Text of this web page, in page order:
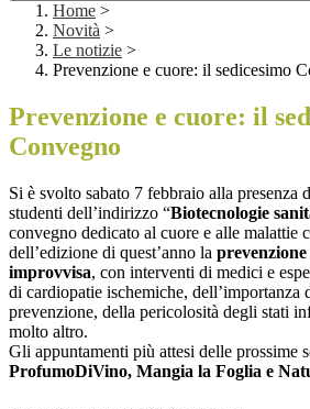
Home >
Novità >
Le notizie >
Prevenzione e cuore: il sedicesimo
Prevenzione e cuore: il
Convegno
Si è svolto sabato 7 febbraio alla presenza
studenti dell’indirizzo “Biotecnologie
convegno dedicato al cuore e alle malattie
dell’edizione di quest’anno la
improvvisa, con interventi di medici e
di cardiopatie ischemiche, dell’importanza
prevenzione, della pericolosità degli stati
molto altro.
Gli appuntamenti più attesi delle prossime
ProfumoDiVino, Mangia la Foglia e